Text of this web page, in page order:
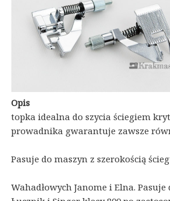
Opis
topka idealna do szycia ściegiem
prowadnika gwarantuje zawsze
Pasuje do maszyn z szerokością
Wahadłowych Janome i Elna.